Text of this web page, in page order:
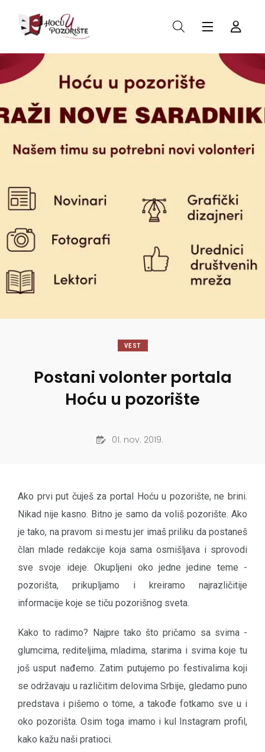
VEST
Postani volonter portala
Hoću u pozorište
01. nov. 2019.
Ako prvi put čuješ za portal Hoću u pozorište, ne brini.
Nikad nije kasno. Bitno je samo da voliš pozorište. Ako
je tako, na pravom si mestu jer imaš priliku da postaneš
član mlade redakcije koja sama osmišljava i sprovodi
sve svoje ideje. Okupljeni oko jedne jedine teme -
pozorišta, prikupljamo i kreiramo najrazličitije
informacije koje se tiču pozorišnog sveta.
Kako to radimo? Najpre tako što pričamo sa svima -
glumcima, rediteljima, mladima, starima i svima koje tu
još usput nađemo. Zatim putujemo po festivalima koji
se održavaju u različitim delovima Srbije, gledamo puno
predstava i pišemo o tome, a takođe fotkamo sve u i
oko pozorišta. Osim toga imamo i kul Instagram profil,
kako kažu naši pratioci.